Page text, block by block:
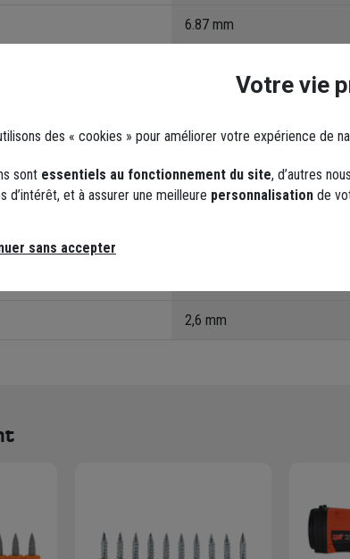
6.87 mm
de gaz 500 tirs
Oui
du gaz après
2,6 mm
Votre vie
des « cookies » pour améliorer votre expérience de
sont essentiels au fonctionnement du site, d’autres
d’intérêt, et à assurer une meilleure personnalisation de
sans accepter